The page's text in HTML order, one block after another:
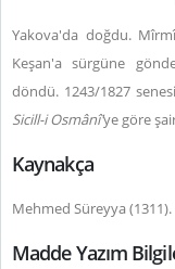
Yakova'da doğdu.
Keşan'a sürgüne
döndü. 1243/1827
Sicill-i Osmânî'ye göre
Kaynakça
Mehmed Süreyya (1311).
Madde Yazım